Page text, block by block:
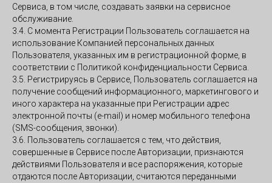
Сервиса, в том числе, создавать заявки на сервисное
обслуживание.
3.4. С момента Регистрации Пользователь соглашается на
использование Компанией персональных данных
Пользователя, указанных им в регистрационной форме, в
соответствии с Политикой конфиденциальности Сервиса.
3.5. Регистрируясь в Сервисе, Пользователь соглашается на
получение сообщений информационного, маркетингового и
иного характера на указанные при Регистрации адрес
электронной почты (e-mail) и номер мобильного телефона
(SMS-сообщения, звонки).
3.6. Пользователь соглашается с тем, что действия,
совершенные в Сервисе после Авторизации, признаются
действиями Пользователя и все распоряжения, которые
отдаются после Авторизации, считаются переданными